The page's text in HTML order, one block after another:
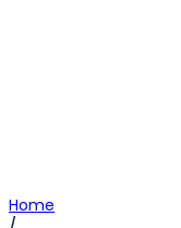
Home